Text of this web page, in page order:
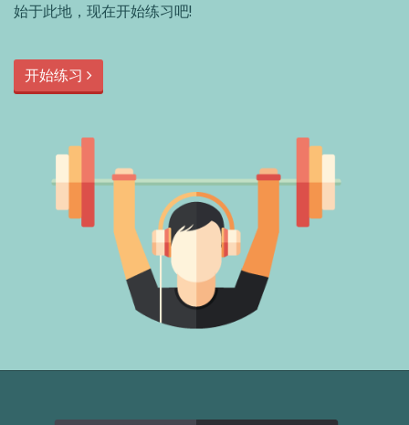
始于此地，现在开始练习吧!
开始练习